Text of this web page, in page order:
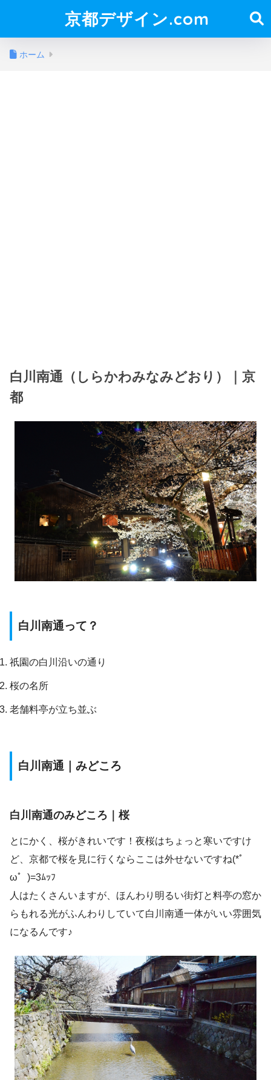
京都デザイン.com
ホーム
白川南通（しらかわみなみどおり）｜京
都
白川南通って？
祇園の白川沿いの通り
桜の名所
老舗料亭が立ち並ぶ
白川南通｜みどころ
白川南通のみどころ｜桜
とにかく、桜がきれいです！夜桜はちょっと寒いですけ
ど、京都で桜を見に行くならここは外せないですね(*ﾟ
ω゜)=3ﾑｯﾌ
人はたくさんいますが、ほんわり明るい街灯と料亭の窓か
らもれる光がふんわりしていて白川南通一体がいい雰囲気
になるんです♪